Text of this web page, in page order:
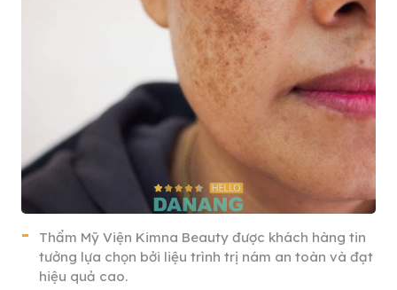
Thẩm Mỹ Viện Kimna Beauty được khách hàng tin
tưởng lựa chọn bởi liệu trình trị nám an toàn và đạt
hiệu quả cao.